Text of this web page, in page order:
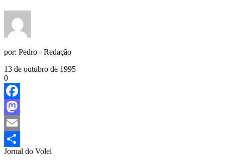
por: Pedro - Redação
13 de outubro de 1995
0
Facebook
Mastodon
Email
Share
Jornal do Volei